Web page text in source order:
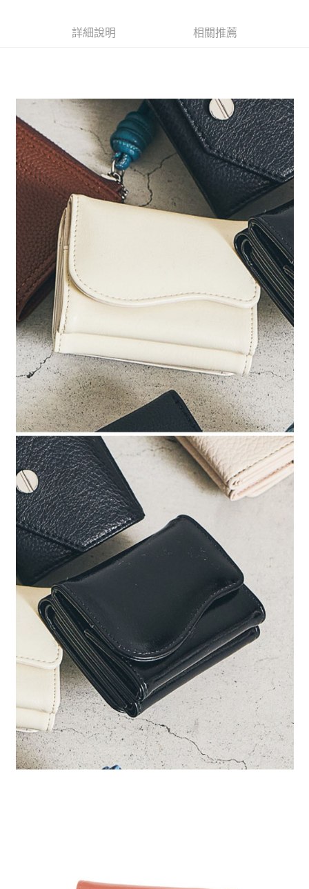
3.實際核准額度、可分期數及費用金額請依後續交易確認頁面所載為準。
4.訂單成立30分鐘內，如未前往確認交易或遇審核未通過，訂單將自動取
醒簡訊。
2.透過簡訊連結打開帳單後，可選擇「超商條碼／台灣大直營門市／銀行轉
帳／街口支付／iPASS MONEY」等通路繳費。
【注意事項】
1.本服務係由「台灣大哥大股份有限公司」（以下簡稱本公司）所提供，讓
用戶於交易時，得透過本服務購買商品或服務，並由商店將買賣／分期付款
買賣價金債權讓與本公司後，依約使用本公司帳單繳交帳款。
2.基於同意付款使用「大哥付你分期」之契約關係目的，商店將以您的個人
資料（包含姓名、電話或地址）提供予台灣大哥大進項蒐集、處理及利用，
由本公司與您本人進行分期帳單所需資料之確認、核對及更正。
3.完整用戶服務條款，請詳閱以下連結：
https://oppay.tw/userRule
１．於結帳方式選擇「AFTEE先享後付」後，將跳轉至「AFTEE先享後付」
結帳頁面，進行簡訊認證並確認金額後，即可完成結帳。
２．訂單成立數日內，您將收到繳費通知簡訊。
３．收到繳費通知簡訊後14天內，點擊此簡訊中的連結，可透過四大超商／
ATM／網路銀行／等多元方式進行付款，方視為交易完成。
※ 請注意：結帳手續完成當下不需立刻繳費，但若您需要取消訂單，請聯絡
購買商品的店家。未經商家同意取消之訂單仍視為有效，需透過AFTEE先享
後付繳納相關費用。
※ 交易是否成功請以「AFTEE先享後付 」之結帳頁面顯示為準，若有關於
是否繳費成功／繳費後需取消欲退款等相關疑問，請聯繫「AFTEE先享後付
客戶支援中心」 https://netprotections.freshdesk.com/support/home
【注意事項】
１．透過由恩沛科技股份有限公司提供之「AFTEE先享後付」服務完成之交
易，需依本服務之必要範圍內提供個人資料，並將交易相關給付款項請求債
權轉讓予恩沛科技股份有限公司。
２．關於個人資料處理事宜，請瀏覽以下網址：
https://aftee.tw/terms/#terms3
３．未成年的使用者請事先徵得法定代理人或監護人之同意方可使用
「AFTEE先享後付」，若未經同意申辦者引起之損失，本公司不負相關責
任。
４．使用「AFTEE先享後付」時，將依據個別帳號之用戶狀況，依本公司即
時審查核予不同之上限額度；若仍有額度不足之情形，本公司將視審查結果
請求用戶進行身份認證。
５．嚴禁一人註冊多個帳號或使用他人資訊註冊。若發現惡意使用之情形，
恩沛科技股份有限公司將有權停止該用戶之使用額度並採取法律行動。
每筆NT$80，滿NT$1,500(含以上)免運費
7-11 取貨付款
每筆NT$80，滿NT$1,500(含以上)免運費
付款後 7-11取貨
每筆NT$80，滿NT$1,500(含以上)免運費
宅配
每筆NT$80，滿NT$1,500(含以上)免運費
詳細說明 相關推薦